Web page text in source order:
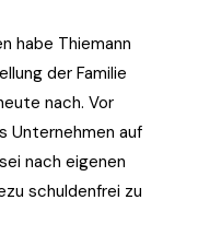
habe Thiemann
der Familie
nach. Vor
Unternehmen auf
nach eigenen
schuldenfrei zu